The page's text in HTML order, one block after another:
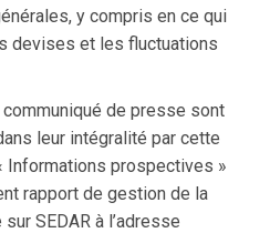
y compris en ce qui
devises et les fluctuations
de presse sont
leur intégralité par cette
Informations prospectives »
rapport de gestion de la
SEDAR à l’adresse